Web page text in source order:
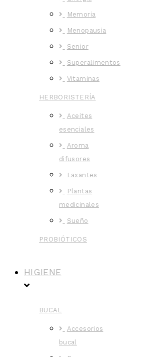
Memoria
Menopausia
Senior
Superalimentos
Vitaminas
HERBORISTERÍA
Aceites
esenciales
Aroma
difusores
Laxantes
Plantas
medicinales
Sueño
PROBIÓTICOS
HIGIENE
BUCAL
Accesorios
bucal